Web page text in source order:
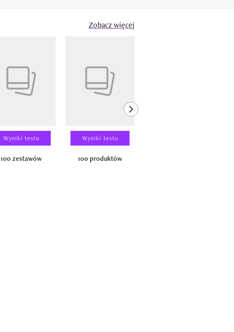
Zobacz więcej
Wyniki testu
100 zestawów
Wyniki testu
100 produktów
next element